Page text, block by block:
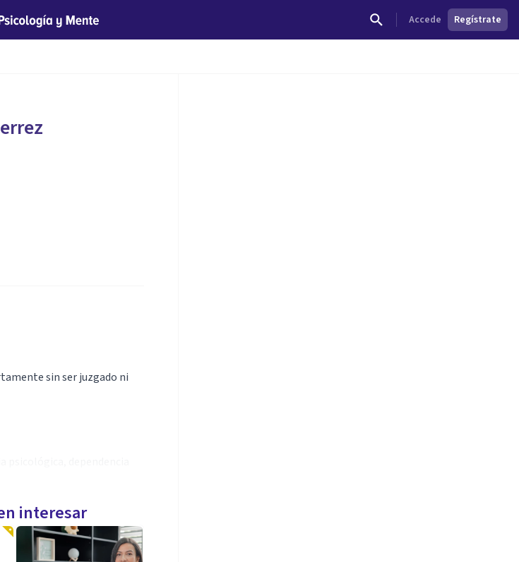
Accede Regístrate
sin ser juzgado ni
interesar